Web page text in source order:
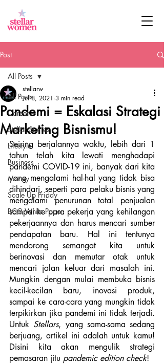
Post
All Posts
Career
Stellar Stories
Lifestyle
Business
Money
Scale Up Friday
BCG White Paper
All Posts
Pandemi = Eskalasi Strategi
Marketing Bisnismu!
stellarw
Jul 8, 2021 3 min read
Seiring berjalannya waktu, lebih dari 1
tahun telah kita lewati menghadapi
pandemi COVID-19 ini, banyak dari kita
yang mengalami hal-hal yang tidak bisa
dihindari, seperti para pelaku bisnis yang
mengalami penurunan total penjualan
sampai ke para pekerja yang kehilangan
pekerjaannya dan harus mencari sumber
pendapatan baru. Hal ini tentunya
mendorong semangat kita untuk
berinovasi dan memutar otak untuk
mencari jalan keluar dari masalah ini.
Mungkin dengan mulai membuka bisnis
kecil-kecilan baru, inovasi produk,
sampai ke cara-cara yang mungkin tidak
terpikirkan jika pandemi ini tidak terjadi.
Untuk Stellars, yang sama-sama sedang
berjuang, artikel ini adalah untuk kamu!
Disini kita akan mengulik strategi
pemasaran jitu pandemic edition check!